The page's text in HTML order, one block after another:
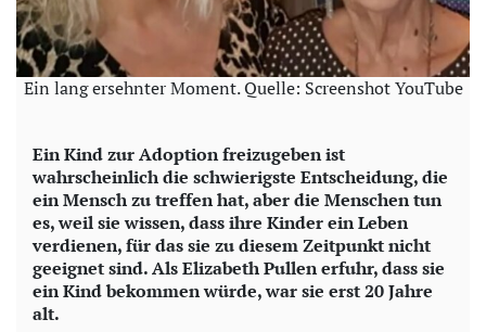
Ein lang ersehnter Moment. Quelle: Screenshot YouTube
Ein Kind zur Adoption freizugeben ist
wahrscheinlich die schwierigste Entscheidung, die
ein Mensch zu treffen hat, aber die Menschen tun
es, weil sie wissen, dass ihre Kinder ein Leben
verdienen, für das sie zu diesem Zeitpunkt nicht
geeignet sind. Als Elizabeth Pullen erfuhr, dass sie
ein Kind bekommen würde, war sie erst 20 Jahre
alt.